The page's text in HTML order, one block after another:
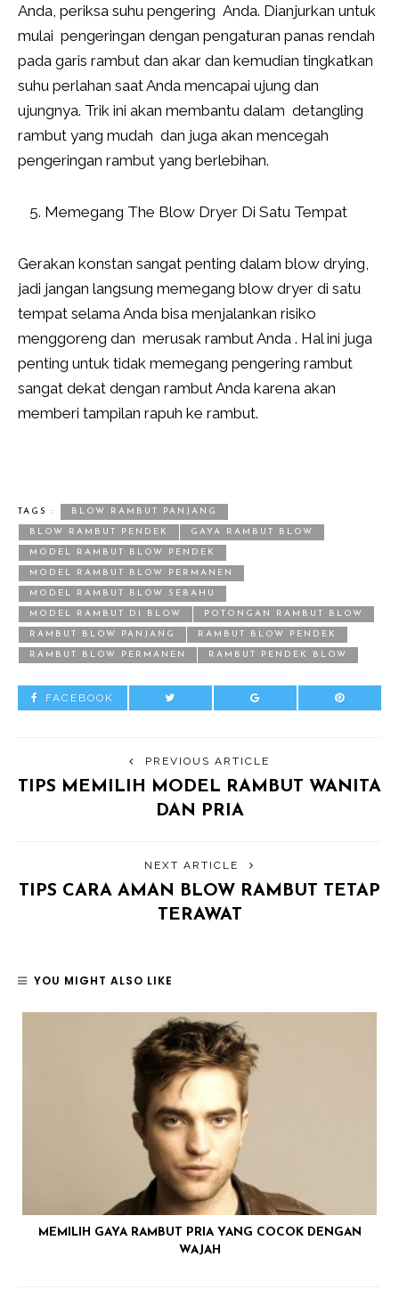
Anda, periksa suhu pengering Anda. Dianjurkan untuk
mulai pengeringan dengan pengaturan panas rendah
pada garis rambut dan akar dan kemudian tingkatkan
suhu perlahan saat Anda mencapai ujung dan
ujungnya. Trik ini akan membantu dalam detangling
rambut yang mudah dan juga akan mencegah
pengeringan rambut yang berlebihan.
Memegang The Blow Dryer Di Satu Tempat
Gerakan konstan sangat penting dalam blow drying,
jadi jangan langsung memegang blow dryer di satu
tempat selama Anda bisa menjalankan risiko
menggoreng dan merusak rambut Anda . Hal ini juga
penting untuk tidak memegang pengering rambut
sangat dekat dengan rambut Anda karena akan
memberi tampilan rapuh ke rambut.
TAGS : BLOW RAMBUT PANJANG
BLOW RAMBUT PENDEK GAYA RAMBUT BLOW
MODEL RAMBUT BLOW PENDEK
MODEL RAMBUT BLOW PERMANEN
MODEL RAMBUT BLOW SEBAHU
MODEL RAMBUT DI BLOW POTONGAN RAMBUT BLOW
RAMBUT BLOW PANJANG RAMBUT BLOW PENDEK
RAMBUT BLOW PERMANEN RAMBUT PENDEK BLOW
FACEBOOK
PREVIOUS ARTICLE
TIPS MEMILIH MODEL RAMBUT WANITA
DAN PRIA
NEXT ARTICLE
TIPS CARA AMAN BLOW RAMBUT TETAP
TERAWAT
YOU MIGHT ALSO LIKE
MEMILIH GAYA RAMBUT PRIA YANG COCOK DENGAN
WAJAH